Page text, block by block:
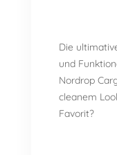
Die
und
Nordrop
cleanem
Favorit?